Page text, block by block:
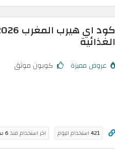
الغذائية
عروض مميزة كوبون موثق
421استخدام اليوم اخر استخدام منذ6 ساعة